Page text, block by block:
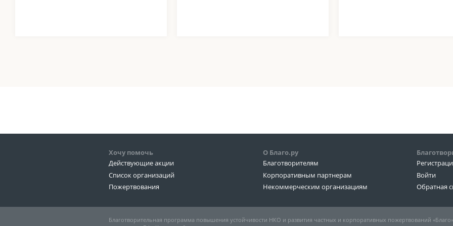
Хочу помочь
Действующие акции
Список организаций
Пожертвования
О Благо.ру
Благотворителям
Корпоративным партнерам
Некоммерческим организациям
Войти
Обратная
Благотворительная программа повышения устойчивости НКО и развития частных и корпоративных пожертвований «Благо»